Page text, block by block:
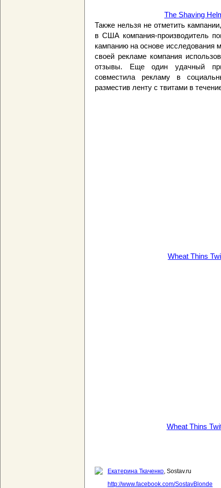
The Shaving
Также нельзя не отметить
в США компания-производитель
кампанию на основе исследования
своей рекламе компания
отзывы. Еще один удачный
совместила рекламу в
разместив ленту с твитами в
Wheat Thins
Wheat Thins
Екатерина Ткаченко, Sostav.ru
http://www.facebook.com/SostavBlonde